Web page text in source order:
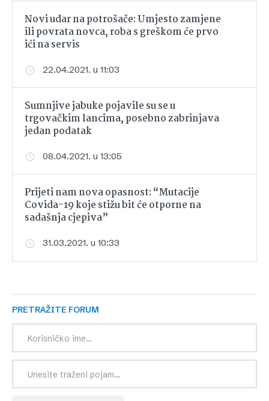
Novi udar na potrošače: Umjesto zamjene
ili povrata novca, roba s greškom će prvo
ići na servis
22.04.2021. u 11:03
Sumnjive jabuke pojavile su se u
trgovačkim lancima, posebno zabrinjava
jedan podatak
08.04.2021. u 13:05
Prijeti nam nova opasnost: “Mutacije
Covida-19 koje stižu bit će otporne na
sadašnja cjepiva”
31.03.2021. u 10:33
PRETRAŽITE FORUM